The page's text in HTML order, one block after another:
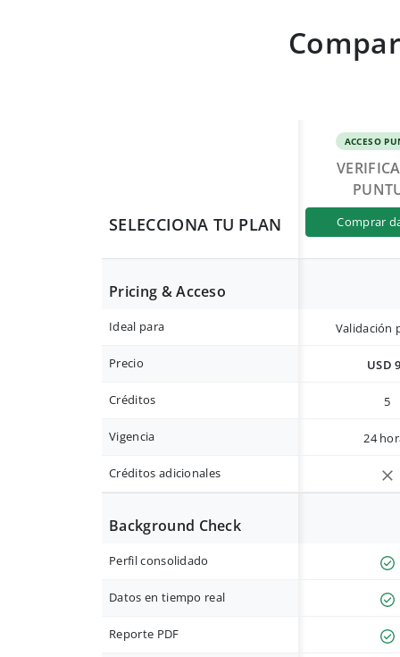
SELECCIONA TU PLAN
ACCESO
comprar
Pricing & Acceso
Ideal para Validación
Precio USD
Créditos 5
Vigencia 24
Créditos adicionales
Background Check
Perfil consolidado
Datos en tiempo real
Reporte PDF